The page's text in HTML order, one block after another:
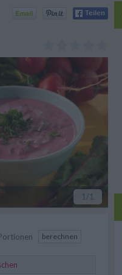
und ist schnell
1 /1
berechnen